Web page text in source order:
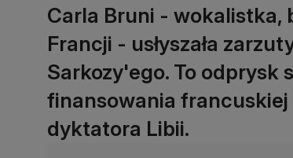
Carla Bruni - wokalistka,
Francji - usłyszała
Sarkozy'ego. To odprysk
finansowania francuskiej
dyktatora Libii.